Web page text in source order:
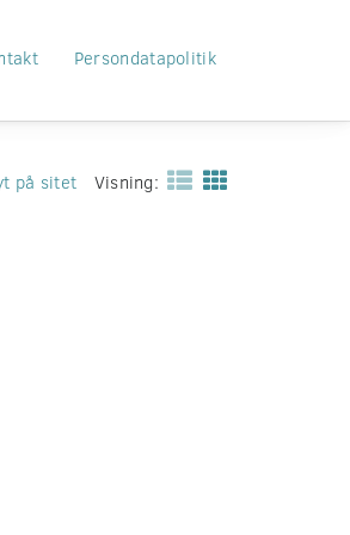
Persondatapolitik
på sitet Visning: